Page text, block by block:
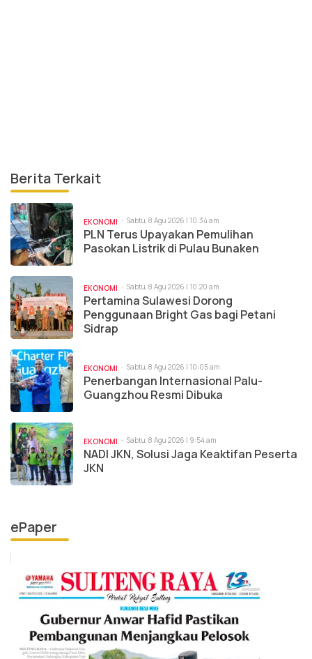
Berita Terkait
EKONOMI Sabtu, 8 Agu 2026 | 10:34 am
PLN Terus Upayakan Pemulihan
Pasokan Listrik di Pulau Bunaken
EKONOMI Sabtu, 8 Agu 2026 | 10:20 am
Pertamina Sulawesi Dorong
Penggunaan Bright Gas bagi Petani
Sidrap
EKONOMI Sabtu, 8 Agu 2026 | 10:05 am
Penerbangan Internasional Palu-
Guangzhou Resmi Dibuka
EKONOMI Sabtu, 8 Agu 2026 | 9:54 am
NADI JKN, Solusi Jaga Keaktifan Peserta
JKN
ePaper